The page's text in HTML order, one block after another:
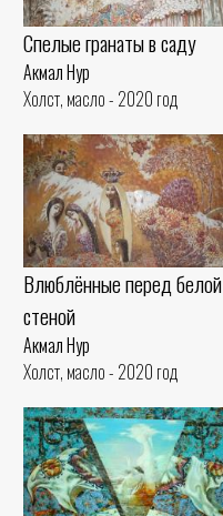
Спелые гранаты в саду
Акмал Нур
Холст, масло - 2020 год
Влюблённые перед белой
стеной
Акмал Нур
Холст, масло - 2020 год